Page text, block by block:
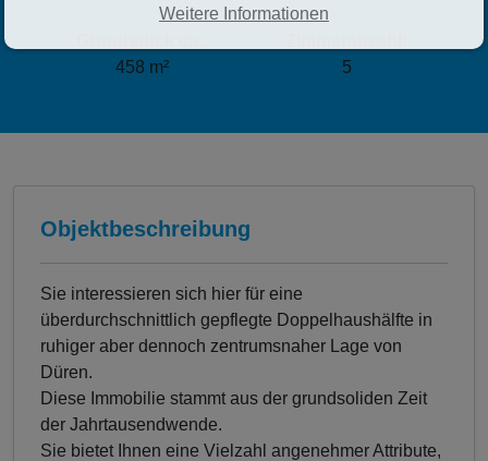
458 m²
5
Objektbeschreibung
Sie interessieren sich hier für eine
überdurchschnittlich gepflegte Doppelhaushälfte in
ruhiger aber dennoch zentrumsnaher Lage von
Düren.
Diese Immobilie stammt aus der grundsoliden Zeit
der Jahrtausendwende.
Sie bietet Ihnen eine Vielzahl angenehmer Attribute,
Weitere Informationen